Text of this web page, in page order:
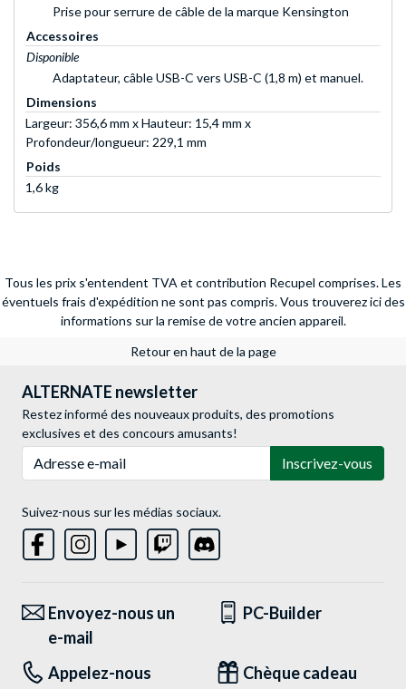
Prise pour serrure de câble de la marque Kensington
Accessoires
Disponible
Adaptateur, câble USB-C vers USB-C (1,8 m) et manuel.
Dimensions
Largeur: 356,6 mm x Hauteur: 15,4 mm x
Profondeur/longueur: 229,1 mm
Poids
1,6 kg
Tous les prix s'entendent TVA et contribution Recupel comprises. Les
éventuels frais d'expédition ne sont pas compris. Vous trouverez ici des
informations sur la remise de votre ancien appareil.
Retour en haut de la page
ALTERNATE newsletter
Restez informé des nouveaux produits, des promotions
exclusives et des concours amusants!
Inscrivez-vous
Suivez-nous sur les médias sociaux.
Envoyez-nous un
e-mail
PC-Builder
Appelez-nous Chèque cadeau